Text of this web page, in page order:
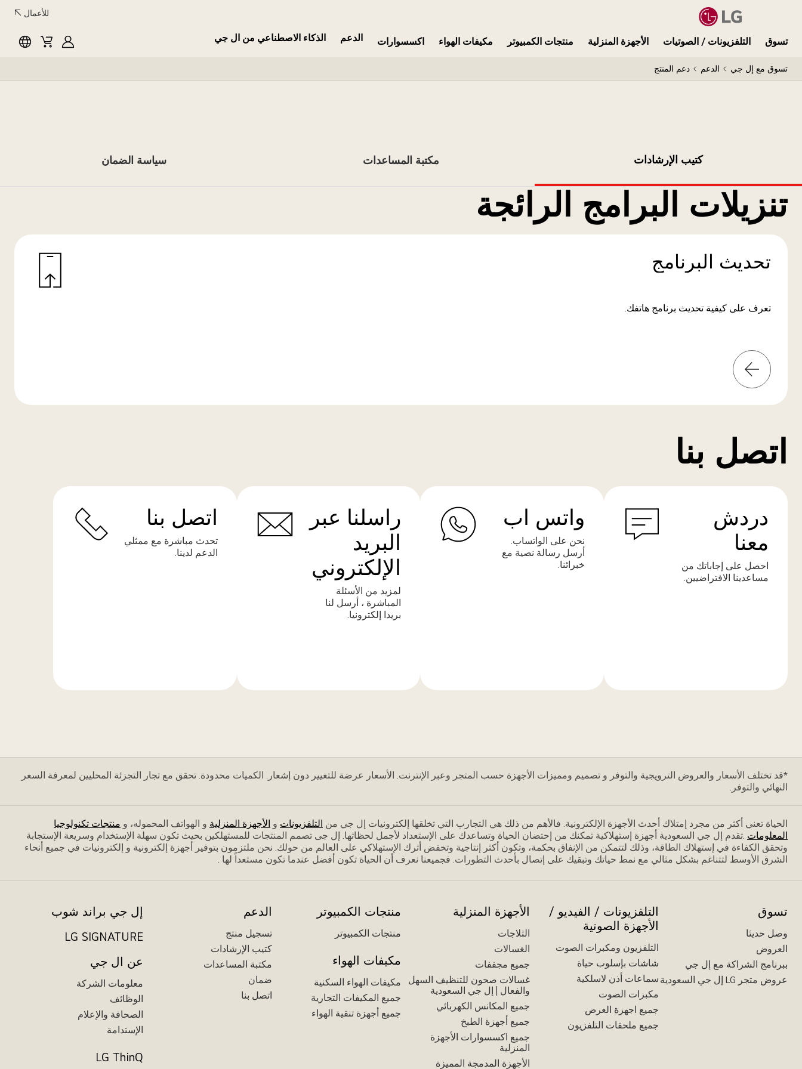
للأعمال
تسوق التلفزيونات / الصوتيات الأجهزة المنزلية منتجات الكمبيوتر مكيفات الهواء اكسسوارات الدعم
الذكاء الاصطناعي من ال جي
MyLG
Cart
تسوق مع إل جي الدعم دعم المنتج
كتيب الإرشادات مكتبة المساعدات سياسة الضمان
تنزيلات البرامج الرائجة
تحديث البرنامج
تعرف على كيفية تحديث برنامج هاتفك.
المزيد
من
المعلومات
اتصل بنا
دردش
معنا
احصل على إجاباتك من
مساعدينا الافتراضيين.
واتس اب
نحن على الواتساب.
أرسل رسالة نصية مع
خبرائنا.
راسلنا عبر
البريد
الإلكتروني
لمزيد من الأسئلة
المباشرة ، أرسل لنا
بريدا إلكترونيا.
اتصل بنا
تحدث مباشرة مع ممثلي
الدعم لدينا.
*قد تختلف الأسعار والعروض الترويجية والتوفر و تصميم ومميزات الأجهزة حسب المتجر وعبر الإنترنت. الأسعار عرضة للتغيير دون إشعار. الكميات محدودة. تحقق مع تجار التجزئة المحليين لمعرفة السعر
النهائي والتوفر.
الحياة تعني أكثر من مجرد إمتلاك أحدث الأجهزة الإلكترونية. فاﻷهم من ذلك هي التجارب التي تخلقها إلكترونيات إل جي من التلفزيونات و الأجهزة المنزلية و الهواتف المحموله، و منتجات تكنولوجيا
المعلومات .تقدم إل جي السعودية أجهزة إستهلاكية تمكنك من إحتضان الحياة وتساعدك على الإستعداد ﻷجمل لحظاتها. إل جى تصمم المنتجات للمستهلكين بحيث تكون سهلة الإستخدام وسريعة الإستجابة
وتحقق الكفاءة في إستهلاك الطاقة، وذلك لتتمكن من الإنفاق بحكمة، وتكون أكثر إنتاجية وتخفض أثرك الإستهلاكي على العالم من حولك. نحن ملتزمون بتوفير أجهزة إلكترونية و إلكترونيات في جميع أنحاء
الشرق الأوسط لتتناغم بشكل مثالي مع نمط حياتك وتبقيك على إتصال بأحدث التطورات. فجميعنا نعرف أن الحياة تكون أفضل عندما تكون مستعداً لها .
تسوق
وصل حديثا
العروض
ببرنامج الشراكة مع إل جي
عروض متجر LG إل جي السعودية
التلفزيونات / الفيديو /
الأجهزة الصوتية
التلفزيون ومكبرات الصوت
شاشات بإسلوب حياة
سماعات أذن لاسلكية
مكبرات الصوت
جميع اجهزة العرض
جميع ملحقات التلفزيون
الأجهزة المنزلية
الثلاجات
الغسالات
جميع مجففات
غسالات صحون للتنظيف السهل
والفعال | إل جي السعودية
جميع المكانس الكهربائي
جميع أجهزة الطبخ
جميع اكسسوارات الأجهزة
المنزلية
الأجهزة المدمجة المميزة
منتجات الكمبيوتر
منتجات الكمبيوتر
مكيفات الهواء
مكيفات الهواء السكنية
جميع المكيفات التجارية
جميع أجهزة تنقية الهواء
الدعم
تسجيل منتج
كتيب الإرشادات
مكتبة المساعدات
ضمان
اتصل بنا
إل جي براند شوب
LG SIGNATURE
عن ال جي
معلومات الشركة
الوظائف
الصحافة والإعلام
الإستدامة
LG ThinQ